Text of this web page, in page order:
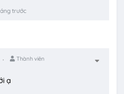
trước
Thành viên
ạ